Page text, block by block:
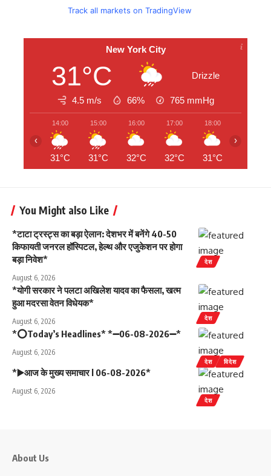
Track all markets on TradingView
New York City
31°C Drizzle
4.5 m/s 66% 765 mmHg
14:00
31°C
15:00
31°C
16:00
32°C
17:00
32°C
18:00
31°C
‹ ›
You Might also Like
देश
*टाटा ट्रस्ट्स का बड़ा ऐलान: देशभर में बनेंगे 40-50
किफायती जनरल हॉस्पिटल, हेल्थ और एजुकेशन पर होगा
बड़ा निवेश*
August 6, 2026
देश
*योगी सरकार ने पलटा अखिलेश यादव का फैसला, खत्म
हुआ मदरसा वेतन विधेयक*
August 6, 2026
देश विदेश
*⭕Today’s Headlines* *➖06-08-2026➖*
August 6, 2026
देश
*▶️आज के मुख्य समाचार l 06-08-2026*
August 6, 2026
About Us